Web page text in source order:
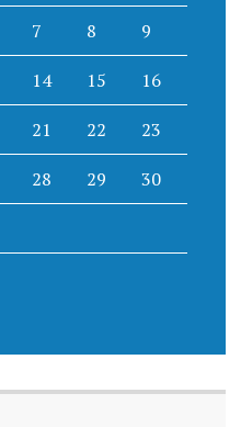
7 8 9
14 15 16
21 22 23
28 29 30